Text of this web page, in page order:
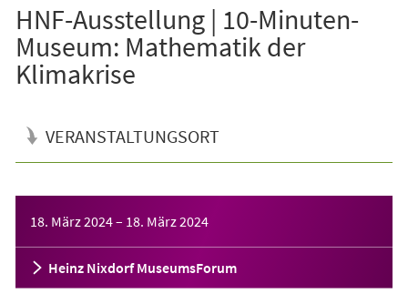
HNF-Ausstellung | 10-Minuten-
Museum: Mathematik der
Klimakrise
VERANSTALTUNGSORT
18. März 2024– 18. März 2024
Heinz Nixdorf MuseumsForum